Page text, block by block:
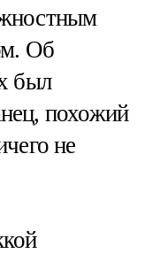
Об
был
похожий
не